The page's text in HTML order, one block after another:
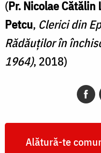
(Pr. Nicolae
Petcu, Clerici din
Rădăuţilor în
1964), 2018)
Alătură-te